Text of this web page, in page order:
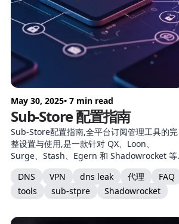
May 30, 2025• 7 min read
Sub-Store 配置指南
Sub-Store配置指南,全平台订阅管理工具的完
整设置与使用,是一款针对 QX、Loon、
Surge、Stash、Egern 和 Shadowrocket 等
代理工具的高级订阅管理工具.
DNS VPN dns leak 代理
FAQ
tools
sub-stpre Shadowrocket